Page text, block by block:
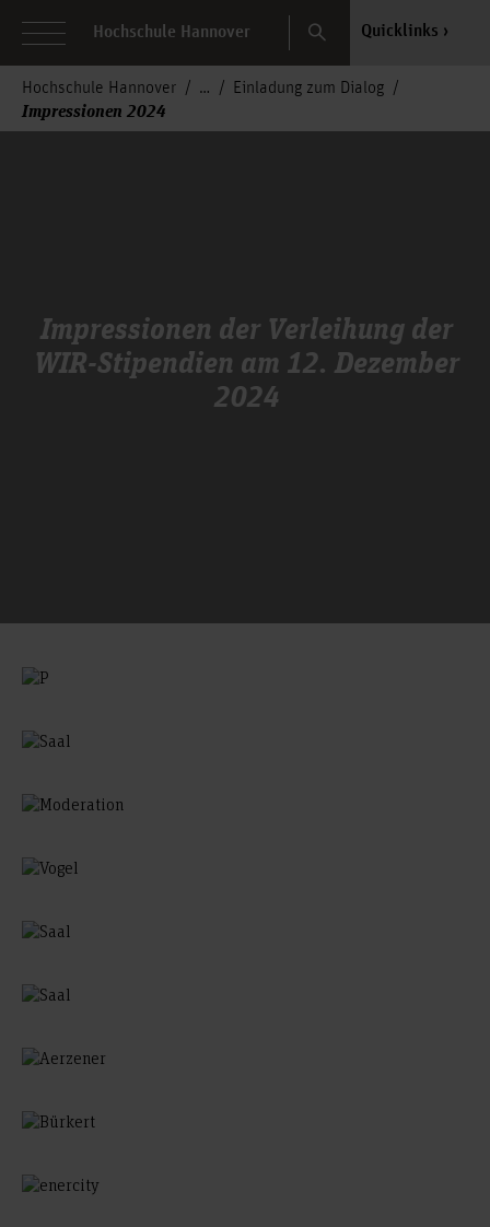
Hochschule Hannover Search Quicklinks
Hochschule Hannover Einladung zum Dialog
Impressionen 2024
Impressionen der Verleihung der
WIR-Stipendien am 12. Dezember
2024